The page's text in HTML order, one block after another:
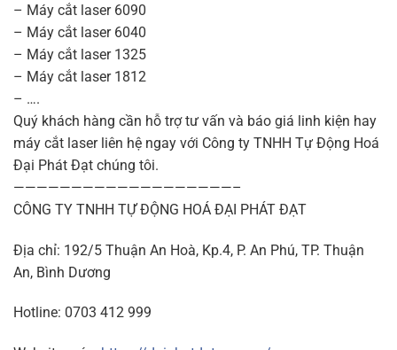
– Máy cắt laser 6090
– Máy cắt laser 6040
– Máy cắt laser 1325
– Máy cắt laser 1812
– ….
Quý khách hàng cần hỗ trợ tư vấn và báo giá linh kiện hay
máy cắt laser liên hệ ngay với Công ty TNHH Tự Động Hoá
Đại Phát Đạt chúng tôi.
———————————————————–
CÔNG TY TNHH TỰ ĐỘNG HOÁ ĐẠI PHÁT ĐẠT
Địa chỉ: 192/5 Thuận An Hoà, Kp.4, P. An Phú, TP. Thuận
An, Bình Dương
Hotline: 0703 412 999